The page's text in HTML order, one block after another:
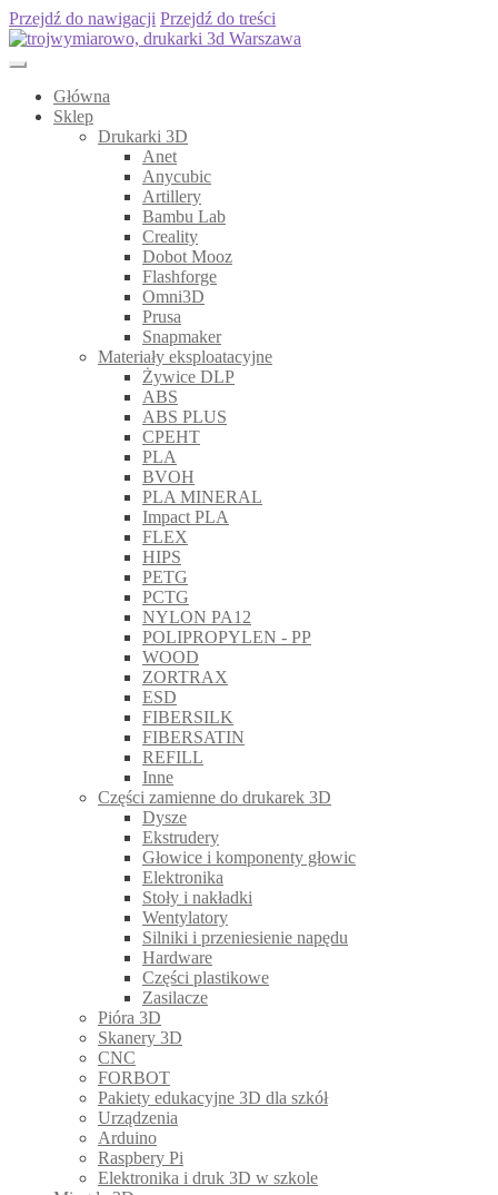
Przejdź do nawigacji Przejdź do treści
Główna
Sklep
Drukarki 3D
Anet
Anycubic
Artillery
Bambu Lab
Creality
Dobot Mooz
Flashforge
Omni3D
Prusa
Snapmaker
Materiały eksploatacyjne
Żywice DLP
ABS
ABS PLUS
CPEHT
PLA
BVOH
PLA MINERAL
Impact PLA
FLEX
HIPS
PETG
PCTG
NYLON PA12
POLIPROPYLEN - PP
WOOD
ZORTRAX
ESD
FIBERSILK
FIBERSATIN
REFILL
Inne
Części zamienne do drukarek 3D
Dysze
Ekstrudery
Głowice i komponenty głowic
Elektronika
Stoły i nakładki
Wentylatory
Silniki i przeniesienie napędu
Hardware
Części plastikowe
Zasilacze
Pióra 3D
Skanery 3D
CNC
FORBOT
Pakiety edukacyjne 3D dla szkół
Urządzenia
Arduino
Raspbery Pi
Elektronika i druk 3D w szkole